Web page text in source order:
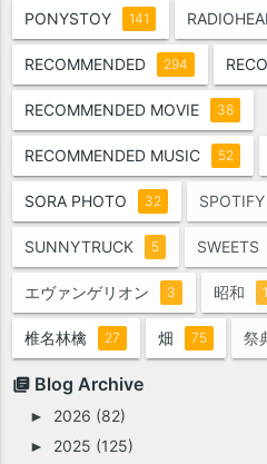
PONYSTOY 141
RECOMMENDED 294
RECOMMENDED MOVIE 38
RECOMMENDED MUSIC 52
SORA PHOTO 32 SPOTIFY
SUNNYTRUCK 5 SWEETS
エヴァンゲリオン 3 昭和 1
椎名林檎 27 畑 75 祭
Blog Archive
► 2026 (82)
► 2025 (125)